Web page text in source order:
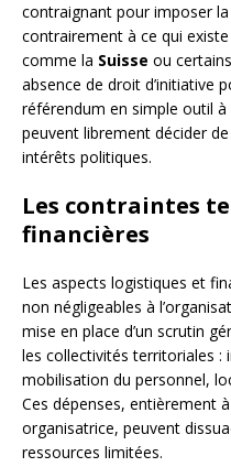
contraignant pour imposer
contrairement à ce qui
comme la Suisse ou certains
absence de droit d’initiative
référendum en simple outil
peuvent librement décider
intérêts politiques.
Les contraintes
financières
Les aspects logistiques et
non négligeables à
mise en place d’un scrutin
les collectivités territoriales :
mobilisation du personnel,
Ces dépenses, entièrement
organisatrice, peuvent
ressources limitées.